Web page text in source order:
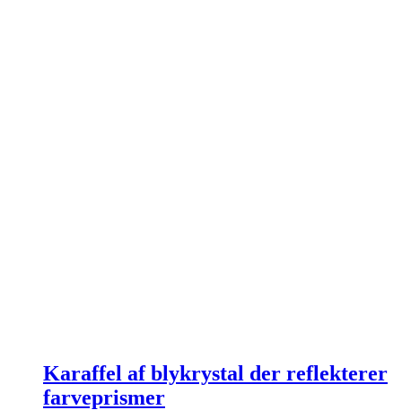
Karaffel af blykrystal der reflekterer
farveprismer